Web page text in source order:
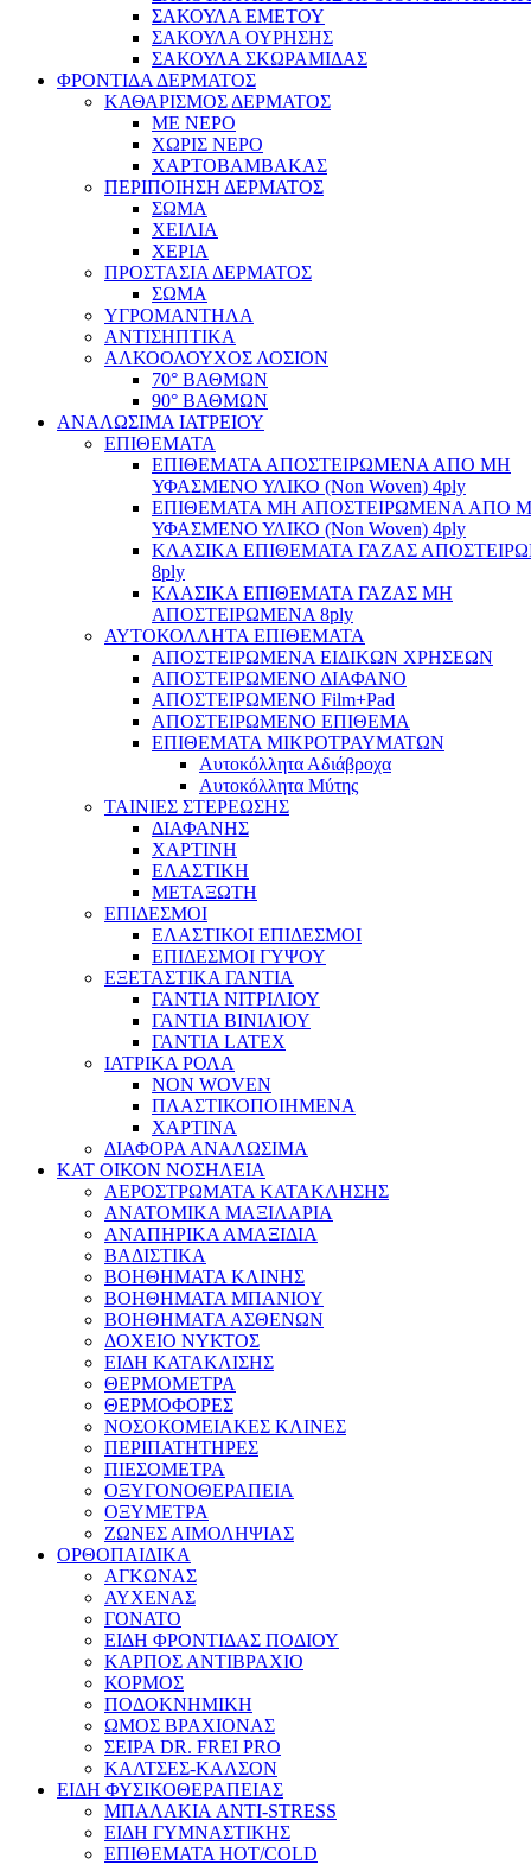
ΣΑΚΟΥΛΑ ΕΜΕΤΟΥ
ΣΑΚΟΥΛΑ ΟΥΡΗΣΗΣ
ΣΑΚΟΥΛΑ ΣΚΩΡΑΜΙΔΑΣ
ΦΡΟΝΤΙΔΑ ΔΕΡΜΑΤΟΣ
ΚΑΘΑΡΙΣΜΟΣ ΔΕΡΜΑΤΟΣ
ΜΕ ΝΕΡΟ
ΧΩΡΙΣ ΝΕΡΟ
ΧΑΡΤΟΒΑΜΒΑΚΑΣ
ΠΕΡΙΠΟΙΗΣΗ ΔΕΡΜΑΤΟΣ
ΣΩΜΑ
ΧΕΙΛΙΑ
ΧΕΡΙΑ
ΠΡΟΣΤΑΣΙΑ ΔΕΡΜΑΤΟΣ
ΣΩΜΑ
ΥΓΡΟΜΑΝΤΗΛΑ
ΑΝΤΙΣΗΠΤΙΚΑ
ΑΛΚΟΟΛΟΥΧΟΣ ΛΟΣΙΟΝ
70° ΒΑΘΜΩΝ
90° ΒΑΘΜΩΝ
ΑΝΑΛΩΣΙΜΑ ΙΑΤΡΕΙΟΥ
ΕΠΙΘΕΜΑΤΑ
ΕΠΙΘΕΜΑΤΑ ΑΠΟΣΤΕΙΡΩΜΕΝΑ ΑΠΟ ΜΗ
ΥΦΑΣΜΕΝΟ ΥΛΙΚΟ (Non Woven) 4ply
ΕΠΙΘΕΜΑΤΑ ΜΗ ΑΠΟΣΤΕΙΡΩΜΕΝΑ ΑΠΟ
ΥΦΑΣΜΕΝΟ ΥΛΙΚΟ (Non Woven) 4ply
ΚΛΑΣΙΚΑ ΕΠΙΘΕΜΑΤΑ ΓΑΖΑΣ
8ply
ΚΛΑΣΙΚΑ ΕΠΙΘΕΜΑΤΑ ΓΑΖΑΣ ΜΗ
ΑΠΟΣΤΕΙΡΩΜΕΝΑ 8ply
ΑΥΤΟΚΟΛΛΗΤΑ ΕΠΙΘΕΜΑΤΑ
ΑΠΟΣΤΕΙΡΩΜΕΝΑ ΕΙΔΙΚΩΝ ΧΡΗΣΕΩΝ
ΑΠΟΣΤΕΙΡΩΜΕΝΟ ΔΙΑΦΑΝΟ
ΑΠΟΣΤΕΙΡΩΜΕΝΟ Film+Pad
ΑΠΟΣΤΕΙΡΩΜΕΝΟ ΕΠΙΘΕΜΑ
ΕΠΙΘΕΜΑΤΑ ΜΙΚΡΟΤΡΑΥΜΑΤΩΝ
Αυτοκόλλητα Αδιάβροχα
Αυτοκόλλητα Μύτης
ΤΑΙΝΙΕΣ ΣΤΕΡΕΩΣΗΣ
ΔΙΑΦΑΝΗΣ
ΧΑΡΤΙΝΗ
ΕΛΑΣΤΙΚΗ
ΜΕΤΑΞΩΤΗ
ΕΠΙΔΕΣΜΟΙ
ΕΛΑΣΤΙΚΟΙ ΕΠΙΔΕΣΜΟΙ
ΕΠΙΔΕΣΜΟΙ ΓΥΨΟΥ
ΕΞΕΤΑΣΤΙΚΑ ΓΑΝΤΙΑ
ΓΑΝΤΙΑ ΝΙΤΡΙΛΙΟΥ
ΓΑΝΤΙΑ ΒΙΝΙΛΙΟΥ
ΓΑΝΤΙΑ LATEX
ΙΑΤΡΙΚΑ ΡΟΛΑ
NON WOVEN
ΠΛΑΣΤΙΚΟΠΟΙΗΜΕΝΑ
ΧΑΡΤΙΝΑ
ΔΙΑΦΟΡΑ ΑΝΑΛΩΣΙΜΑ
ΚΑΤ ΟΙΚΟΝ ΝΟΣΗΛΕΙΑ
ΑΕΡΟΣΤΡΩΜΑΤΑ ΚΑΤΑΚΛΗΣΗΣ
ΑΝΑΤΟΜΙΚΑ ΜΑΞΙΛΑΡΙΑ
ΑΝΑΠΗΡΙΚΑ ΑΜΑΞΙΔΙΑ
ΒΑΔΙΣΤΙΚΑ
ΒΟΗΘΗΜΑΤΑ ΚΛΙΝΗΣ
ΒΟΗΘΗΜΑΤΑ ΜΠΑΝΙΟΥ
ΒΟΗΘΗΜΑΤΑ ΑΣΘΕΝΩΝ
ΔΟΧΕΙΟ ΝΥΚΤΟΣ
ΕΙΔΗ ΚΑΤΑΚΛΙΣΗΣ
ΘΕΡΜΟΜΕΤΡΑ
ΘΕΡΜΟΦΟΡΕΣ
ΝΟΣΟΚΟΜΕΙΑΚΕΣ ΚΛΙΝΕΣ
ΠΕΡΙΠΑΤΗΤΗΡΕΣ
ΠΙΕΣΟΜΕΤΡΑ
ΟΞΥΓΟΝΟΘΕΡΑΠΕΙΑ
ΟΞΥΜΕΤΡΑ
ΖΩΝΕΣ ΑΙΜΟΛΗΨΙΑΣ
ΟΡΘΟΠΑΙΔΙΚΑ
ΑΓΚΩΝΑΣ
ΑΥΧΕΝΑΣ
ΓΟΝΑΤΟ
ΕΙΔΗ ΦΡΟΝΤΙΔΑΣ ΠΟΔΙΟΥ
ΚΑΡΠΟΣ ΑΝΤΙΒΡΑΧΙΟ
ΚΟΡΜΟΣ
ΠΟΔΟΚΝΗΜΙΚΗ
ΩΜΟΣ ΒΡΑΧΙΟΝΑΣ
ΣΕΙΡΑ DR. FREI PRO
ΚΑΛΤΣΕΣ-ΚΑΛΣΟΝ
ΕΙΔΗ ΦΥΣΙΚΟΘΕΡΑΠΕΙΑΣ
ΜΠΑΛΑΚΙΑ ANTI-STRESS
ΕΙΔΗ ΓΥΜΝΑΣΤΙΚΗΣ
ΕΠΙΘΕΜΑΤΑ HOT/COLD